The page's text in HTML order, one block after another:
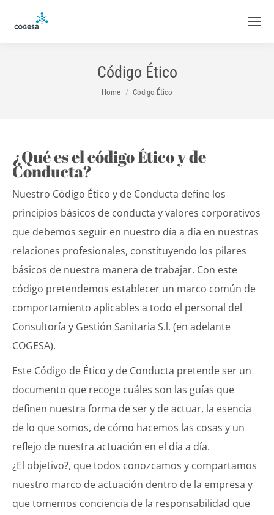
Código Ético
You are here:
Home Código Ético
¿Qué es el código Ético y de
Conducta?
Nuestro Código Ético y de Conducta define los
principios básicos de conducta y valores corporativos
que debemos seguir en nuestro día a día en nuestras
relaciones profesionales, constituyendo los pilares
básicos de nuestra manera de trabajar. Con este
código pretendemos establecer un marco común de
comportamiento aplicables a todo el personal del
Consultoría y Gestión Sanitaria S.l. (en adelante
COGESA).
Este Código de Ético y de Conducta pretende ser un
documento que recoge cuáles son las guías que
definen nuestra forma de ser y de actuar, la esencia
de lo que somos, de cómo hacemos las cosas y un
reflejo de nuestra actuación en el día a día.
¿El objetivo?, que todos conozcamos y compartamos
nuestro marco de actuación dentro de la empresa y
que tomemos conciencia de la responsabilidad que